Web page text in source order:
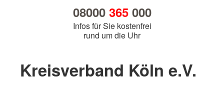
08000 365000
Infos für Sie kostenfrei
rund um die Uhr
Kreisverband Köln e.V.